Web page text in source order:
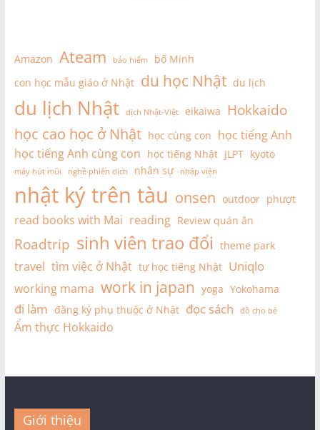
Amazon Ateam bảo hiểm
bố Minh
con học mẫu giáo ở Nhật du học Nhật du lịch
du lịch Nhật dịch Nhật-Việt eikaiwa Hokkaido
học cao học ở Nhật học cùng con học tiếng Anh
học tiếng Anh cùng con học tiếng Nhật JLPT kyoto
máy hút mũi nghề phiên dịch nhân sự nhập viện
nhật ký trên tàu onsen outdoor phượt
read books with Mai reading Review quán ăn
Roadtrip sinh viên trao đổi theme park
travel tìm việc ở Nhật tự học tiếng Nhật Uniqlo
working mama work in japan yoga Yokohama
đi làm đăng ký phụ thuộc ở Nhật đọc sách đồ cho bé
Ẩm thực Hokkaido
Giới thiệu